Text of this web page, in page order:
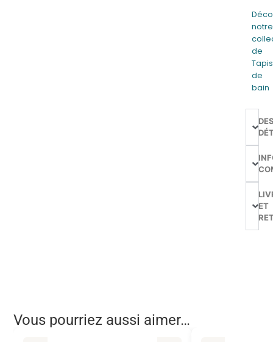
notre
de
Tapis
de
bain
ET
Vous pourriez aussi aimer…